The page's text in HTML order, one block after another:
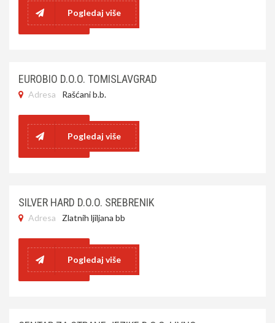
Pogledaj više
EUROBIO D.O.O. TOMISLAVGRAD
Adresa Rašćani b.b.
Pogledaj više
SILVER HARD D.O.O. SREBRENIK
Adresa Zlatnih ljiljana bb
Pogledaj više